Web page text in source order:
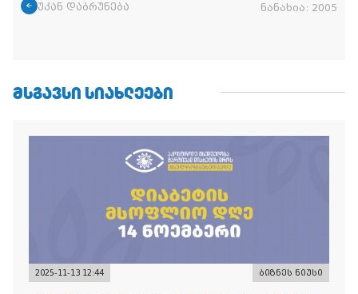
უკან დაბრუნება ნანახია: 2005
ᲛᲡᲒᲐᲕᲡᲘ ᲡᲘᲐᲮᲚᲔᲔᲑᲘ
2025-11-13 12:44 ბიზნეს ნიუსი